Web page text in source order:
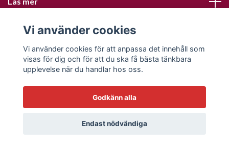
Sociala medier
© 2026 Sofias PysselParadis
Vi använder cookies
Vi använder cookies för att anpassa det innehåll som
visas för dig och för att du ska få bästa tänkbara
upplevelse när du handlar hos oss.
Godkänn alla
Endast nödvändiga